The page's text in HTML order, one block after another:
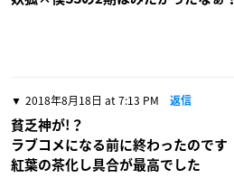
2018年8月18日 at 7:13 PM 返信
貧乏神が!？
ラブコメになる前に終わったのです
紅葉の茶化し具合が最高でした